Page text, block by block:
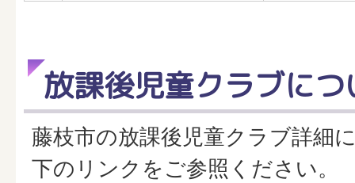
放課後児童クラブにつ
藤枝市の放課後児童クラブ詳細
下のリンクをご参照ください。